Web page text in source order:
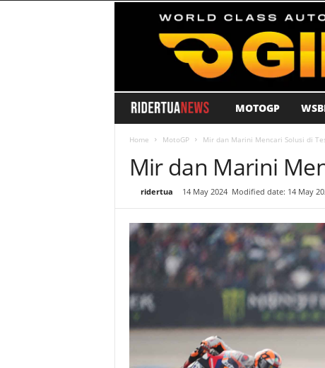
i
d
r
T
u
a
.
MOTOGP
Home MotoGP Mir dan Marini Mencari Solusi di
Mir dan Marini
ridertua 14 May 2024 Modified date: 14 May